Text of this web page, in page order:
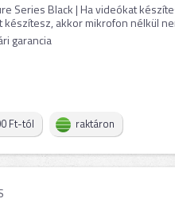
Series Black | Ha videókat
akkor mikrofon nélkül
garancia
Ft-tól raktáron